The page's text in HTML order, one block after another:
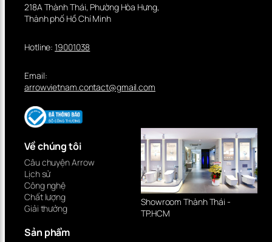
218A Thành Thái, Phường Hòa Hưng,
Thành phố Hồ Chí Minh
Hotline:19001038
Email:
arrowvietnam.contact@gmail.com
Về chúng tôi
Câu chuyện Arrow
Lịch sử
Công nghệ
Chất lượng
Giải thưởng
Sản phẩm
Showroom Thành Thái -
TP.HCM